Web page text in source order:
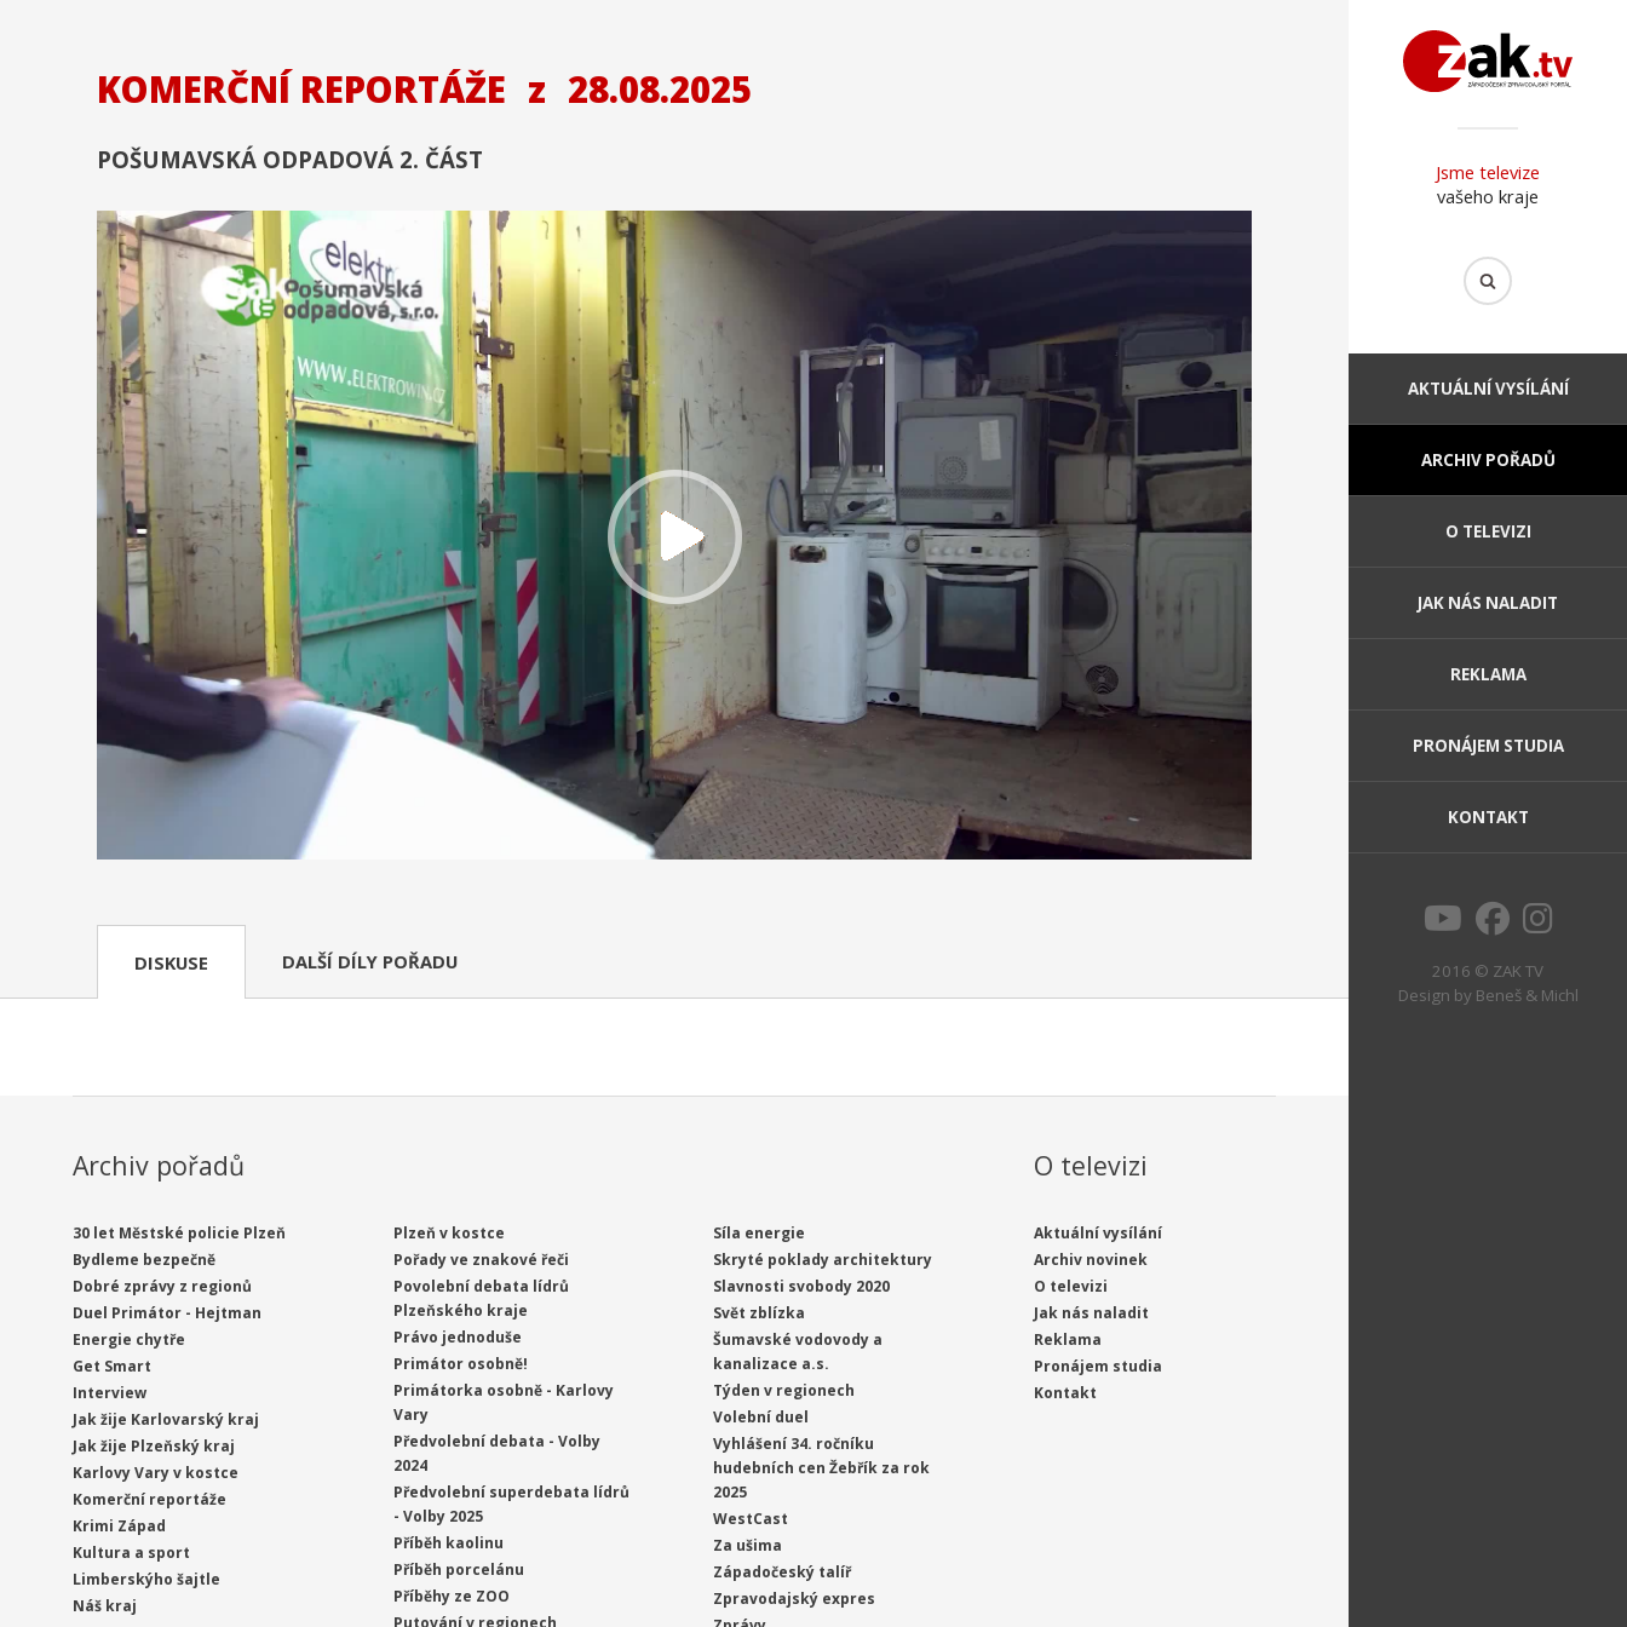
Jsme televize
vašeho kraje
AKTUÁLNÍ VYSÍLÁNÍ
ARCHIV POŘADŮ
O TELEVIZI
JAK NÁS NALADIT
REKLAMA
PRONÁJEM STUDIA
KONTAKT
2016 © ZAK TV
Design by Beneš & Michl
KOMERČNÍ REPORTÁŽE z 28.08.2025
POŠUMAVSKÁ ODPADOVÁ 2. ČÁST
DISKUSE DALŠÍ DÍLY POŘADU
Archiv pořadů
30 let Městské policie Plzeň
Bydleme bezpečně
Dobré zprávy z regionů
Duel Primátor - Hejtman
Energie chytře
Get Smart
Interview
Jak žije Karlovarský kraj
Jak žije Plzeňský kraj
Karlovy Vary v kostce
Komerční reportáže
Krimi Západ
Kultura a sport
Limberskýho šajtle
Náš kraj
Plzeň v kostce
Pořady ve znakové řeči
Povolební debata lídrů
Plzeňského kraje
Právo jednoduše
Primátor osobně!
Primátorka osobně - Karlovy
Vary
Předvolební debata - Volby
2024
Předvolební superdebata lídrů
- Volby 2025
Příběh kaolinu
Příběh porcelánu
Příběhy ze ZOO
Síla energie
Skryté poklady architektury
Slavnosti svobody 2020
Svět zblízka
Šumavské vodovody a
kanalizace a.s.
Týden v regionech
Volební duel
Vyhlášení 34. ročníku
hudebních cen Žebřík za rok
2025
WestCast
Za ušima
Západočeský talíř
Zpravodajský expres
O televizi
Aktuální vysílání
Archiv novinek
O televizi
Jak nás naladit
Reklama
Pronájem studia
Kontakt